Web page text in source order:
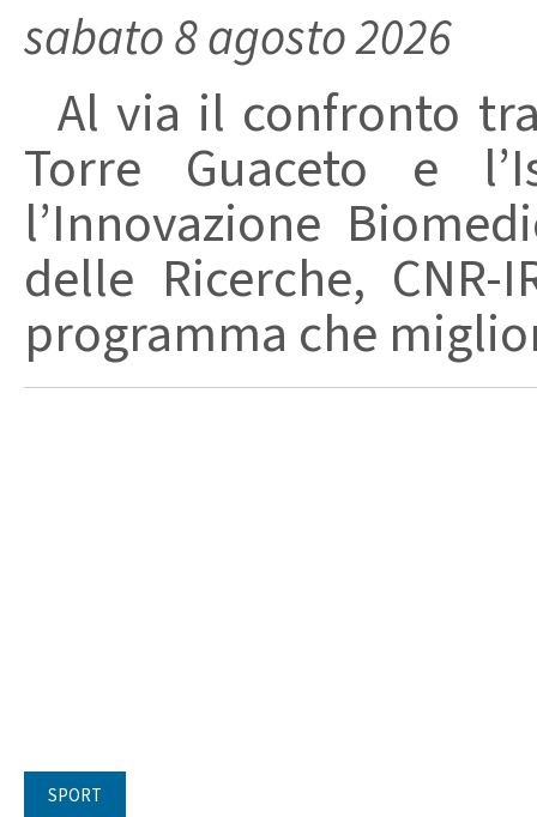
sabato 8 agosto 2026
Al via il confronto
Torre Guaceto e
l’Innovazione
delle Ricerche,
programma che
SPORT